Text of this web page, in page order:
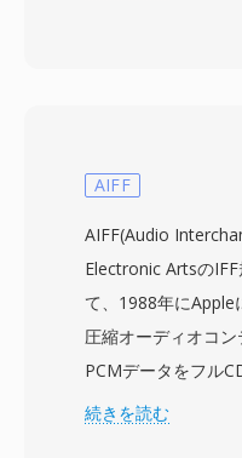
8000 Hzモノの生の
の形式の主要な強
間が読めるヘッダ
的なUnixツールを
操作できます。8
声(300-3400 Hz)の
PVFを音声処理パイ
AIFF
AIFF(Audio
Electronic Artsの
て、1988年にApple
圧縮オーディオコ
PCMデータをフル
kHz — で保存し、非
続きを読む